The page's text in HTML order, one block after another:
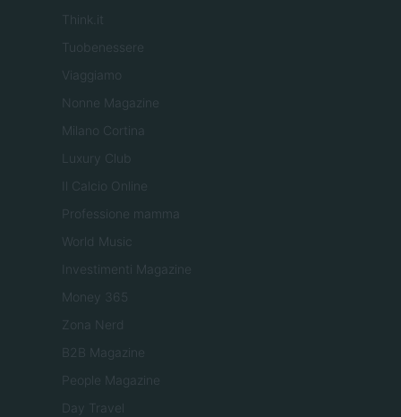
Think.it
Tuobenessere
Viaggiamo
Nonne Magazine
Milano Cortina
Luxury Club
Il Calcio Online
Professione mamma
World Music
Investimenti Magazine
Money 365
Zona Nerd
B2B Magazine
People Magazine
Day Travel